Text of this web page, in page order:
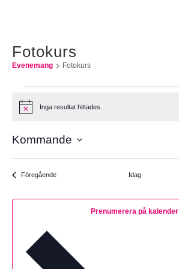
Fotokurs
Evenemang Fotokurs
MeddelandeInga resultat hittades.
Kommande
FöregåendeEvenemang Idag
Prenumerera på kalender